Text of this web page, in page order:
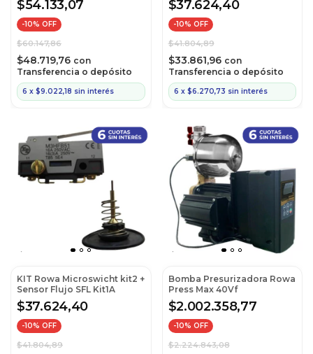
$54.133,07
-10% OFF
$60.147,86
$48.719,76 con
Transferencia o depósito
6 x $9.022,18 sin interés
$37.624,40
-10% OFF
$41.804,89
$33.861,96 con
Transferencia o depósito
6 x $6.270,73 sin interés
KIT Rowa Microswicht kit2 +
Sensor Flujo SFL Kit1A
$37.624,40
-10% OFF
$41.804,89
Bomba Presurizadora Rowa
Press Max 40Vf
$2.002.358,77
-10% OFF
$2.224.843,08